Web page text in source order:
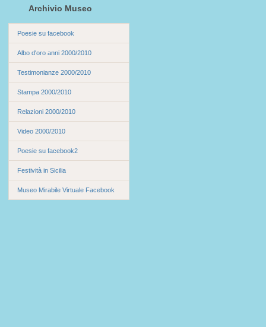
Archivio Museo
Poesie su facebook
Albo d'oro anni 2000/2010
Testimonianze 2000/2010
Stampa 2000/2010
Relazioni 2000/2010
Video 2000/2010
Poesie su facebook2
Festività in Sicilia
Museo Mirabile Virtuale Facebook